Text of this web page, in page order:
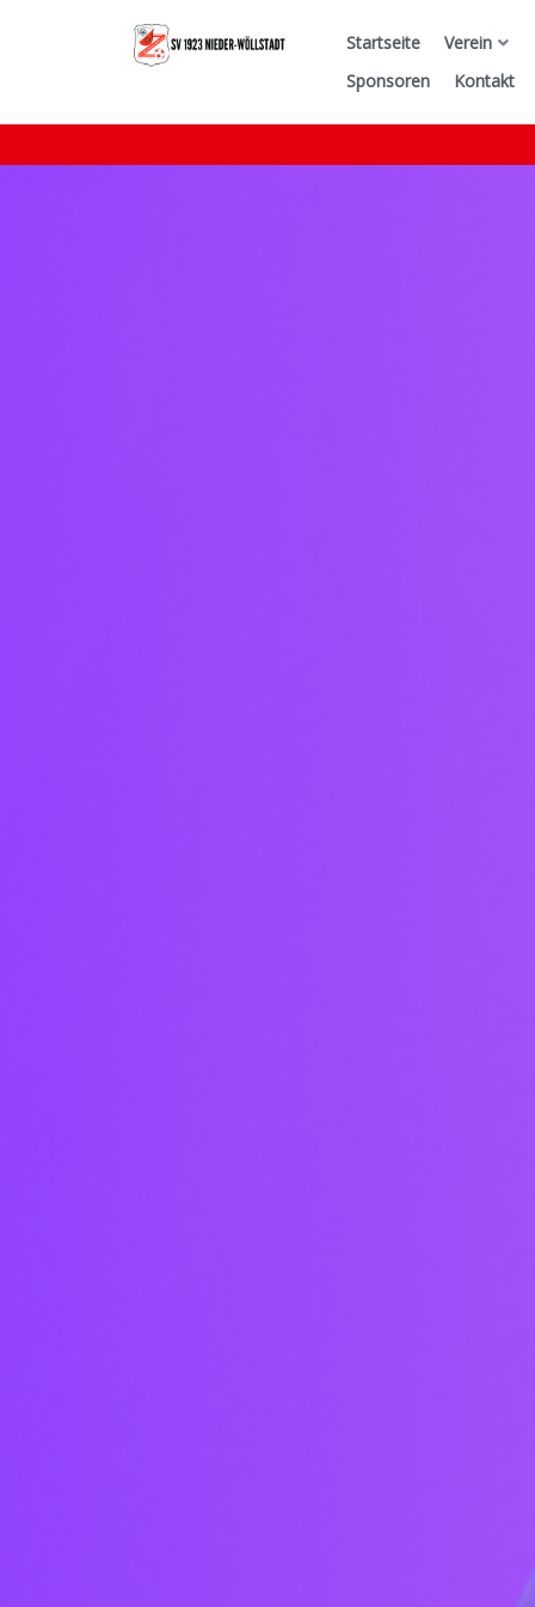
Startseite
Verein
Sponsoren
Kontakt